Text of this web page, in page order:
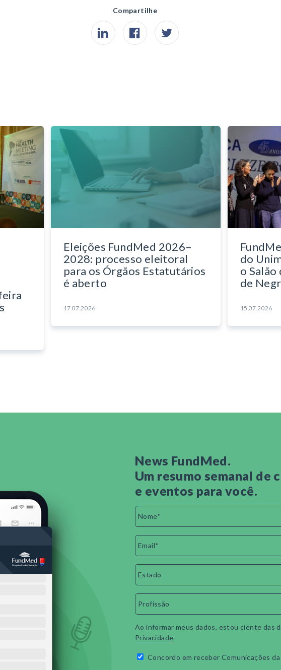
Compartilhe
Eleições FundMed 2026–
2028: processo eleitoral
para os Órgãos Estatutários
é aberto
17.07.2026
do
o
de
15.07.2026
News FundMed.
Um resumo semanal de
e eventos para você.
Ao informar meus dados, estou ciente das
Privacidade.
Concordo em receber Comunicações da